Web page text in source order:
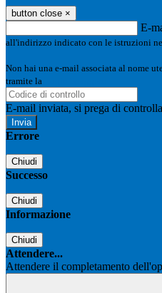
button close ×
E-
all'indirizzo indicato con le istruzioni
Non hai una e-mail associata al nome
tramite la
E-mail inviata, si prega di
Errore
Chiudi
Successo
Chiudi
Informazione
Chiudi
Attendere...
Attendere il completamento